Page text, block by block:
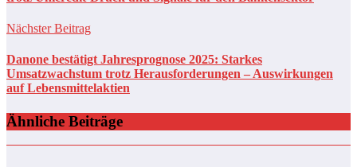
Nächster Beitrag
Danone bestätigt Jahresprognose 2025: Starkes
Umsatzwachstum trotz Herausforderungen – Auswirkungen
auf Lebensmittelaktien
Ähnliche Beiträge